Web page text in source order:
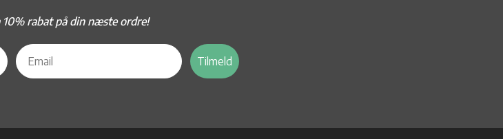
10% rabat på din næste ordre!
Tilmeld